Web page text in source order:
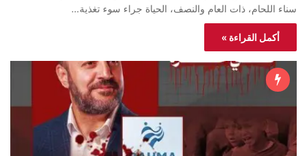
سناء اللحام، ذات العام والنصف، الحياة جراء سوء تغذية…
أكمل القراءة »